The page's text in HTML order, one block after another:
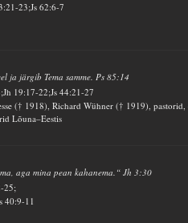
23;Js 62:6-7
ja järgib Tema samme. Ps 85:14
19:17-22;Js 44:21-27
(† 1918), Richard Wühner († 1919), pastorid,
Lõuna–Eestis
aga mina pean kahanema.“ Jh 3:30
25;
40:9-11